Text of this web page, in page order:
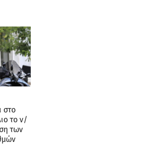
στο
το ν/
των